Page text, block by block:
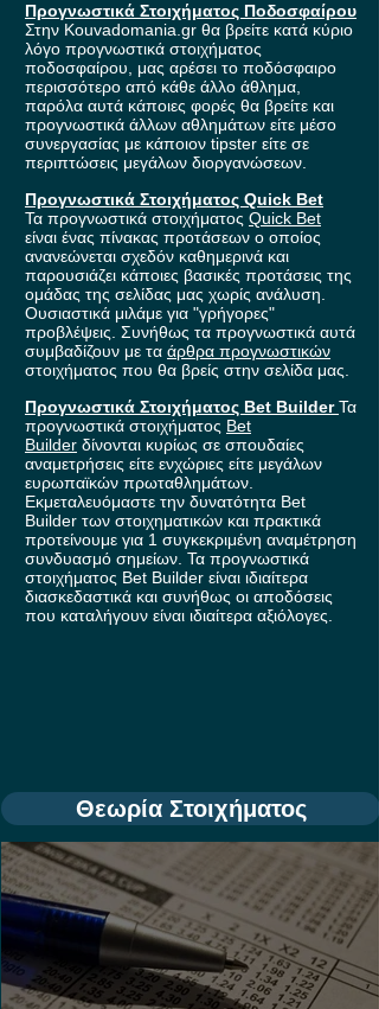
Προγνωστικά Στοιχήματος Ποδοσφαίρου
Στην Kouvadomania.gr θα βρείτε κατά κύριο
λόγο προγνωστικά στοιχήματος
ποδοσφαίρου, μας αρέσει το ποδόσφαιρο
περισσότερο από κάθε άλλο άθλημα,
παρόλα αυτά κάποιες φορές θα βρείτε και
προγνωστικά άλλων αθλημάτων είτε μέσο
συνεργασίας με κάποιον tipster είτε σε
περιπτώσεις μεγάλων διοργανώσεων.
Προγνωστικά Στοιχήματος Quick Bet
Τα προγνωστικά στοιχήματος Quick Bet
είναι ένας πίνακας προτάσεων ο οποίος
ανανεώνεται σχεδόν καθημερινά και
παρουσιάζει κάποιες βασικές προτάσεις της
ομάδας της σελίδας μας χωρίς ανάλυση.
Ουσιαστικά μιλάμε για "γρήγορες"
προβλέψεις. Συνήθως τα προγνωστικά αυτά
συμβαδίζουν με τα άρθρα προγνωστικών
στοιχήματος που θα βρείς στην σελίδα μας.
Προγνωστικά Στοιχήματος Bet BuilderΤα
προγνωστικά στοιχήματος Bet
Builder δίνονται κυρίως σε σπουδαίες
αναμετρήσεις είτε ενχώριες είτε μεγάλων
ευρωπαϊκών πρωταθλημάτων.
Εκμεταλευόμαστε την δυνατότητα Bet
Builder των στοιχηματικών και πρακτικά
προτείνουμε για 1 συγκεκριμένη αναμέτρηση
συνδυασμό σημείων. Τα προγνωστικά
στοιχήματος Bet Builder είναι ιδιαίτερα
διασκεδαστικά και συνήθως οι αποδόσεις
που καταλήγουν είναι ιδιαίτερα αξιόλογες.
Θεωρία Στοιχήματος